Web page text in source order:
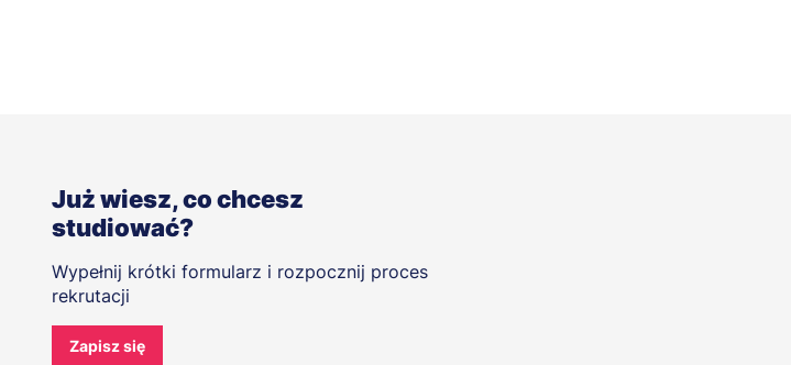
Już wiesz, co chcesz
studiować?
Wypełnij krótki formularz i rozpocznij proces
rekrutacji
Zapisz się